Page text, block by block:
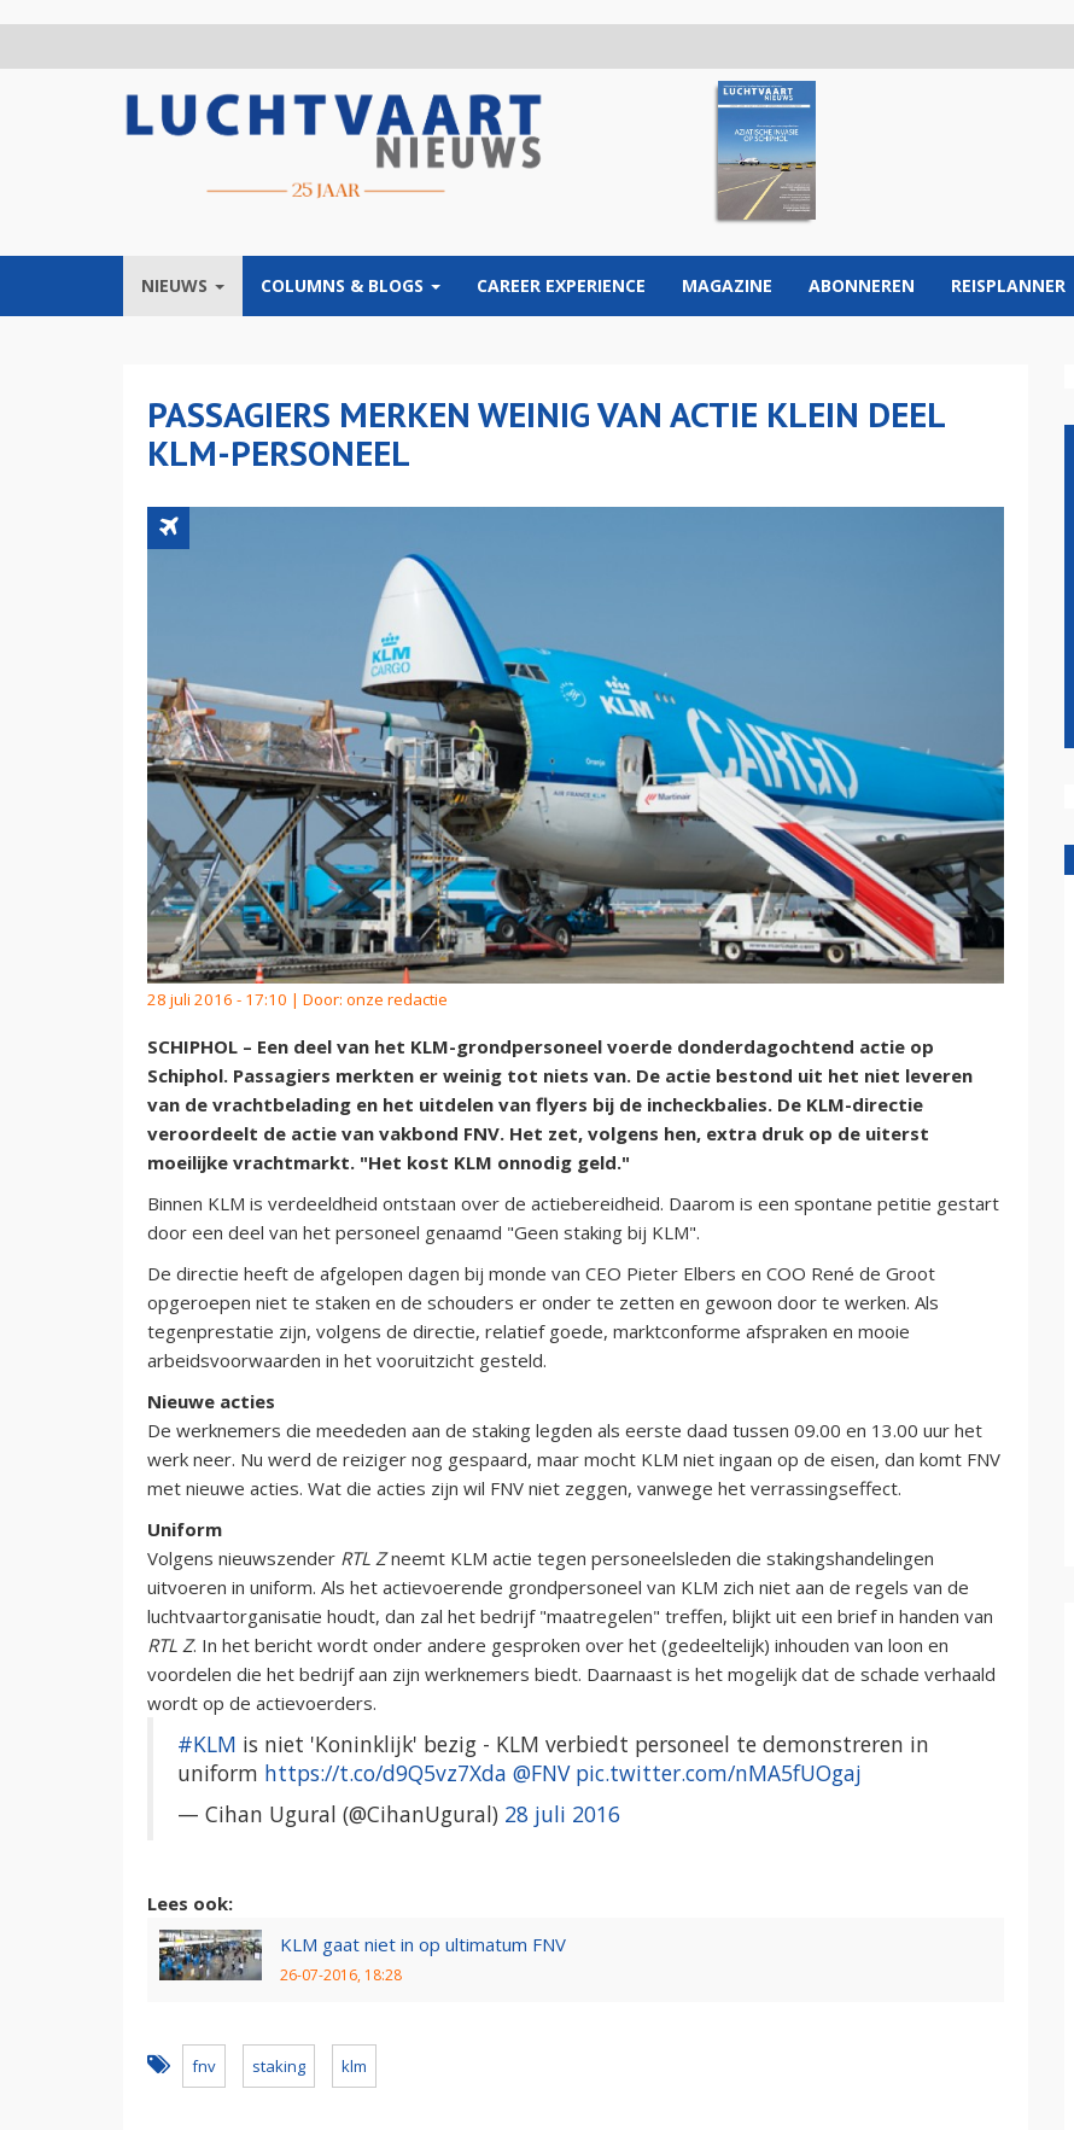
NIEUWS COLUMNS & BLOGS CAREER EXPERIENCE MAGAZINE ABONNEREN REISPLANNER
PASSAGIERS MERKEN WEINIG VAN ACTIE KLEIN DEEL
KLM-PERSONEEL
28 juli 2016 - 17:10 | Door: onze redactie
SCHIPHOL – Een deel van het KLM-grondpersoneel voerde donderdagochtend actie op
Schiphol. Passagiers merkten er weinig tot niets van. De actie bestond uit het niet leveren
van de vrachtbelading en het uitdelen van flyers bij de incheckbalies. De KLM-directie
veroordeelt de actie van vakbond FNV. Het zet, volgens hen, extra druk op de uiterst
moeilijke vrachtmarkt. "Het kost KLM onnodig geld."
Binnen KLM is verdeeldheid ontstaan over de actiebereidheid. Daarom is een spontane petitie gestart
door een deel van het personeel genaamd "Geen staking bij KLM".
De directie heeft de afgelopen dagen bij monde van CEO Pieter Elbers en COO René de Groot
opgeroepen niet te staken en de schouders er onder te zetten en gewoon door te werken. Als
tegenprestatie zijn, volgens de directie, relatief goede, marktconforme afspraken en mooie
arbeidsvoorwaarden in het vooruitzicht gesteld.
Nieuwe acties
De werknemers die meededen aan de staking legden als eerste daad tussen 09.00 en 13.00 uur het
werk neer. Nu werd de reiziger nog gespaard, maar mocht KLM niet ingaan op de eisen, dan komt FNV
met nieuwe acties. Wat die acties zijn wil FNV niet zeggen, vanwege het verrassingseffect.
Uniform
Volgens nieuwszender RTL Zneemt KLM actie tegen personeelsleden die stakingshandelingen
uitvoeren in uniform. Als het actievoerende grondpersoneel van KLM zich niet aan de regels van de
luchtvaartorganisatie houdt, dan zal het bedrijf "maatregelen" treffen, blijkt uit een brief in handen van
RTL Z. In het bericht wordt onder andere gesproken over het (gedeeltelijk) inhouden van loon en
voordelen die het bedrijf aan zijn werknemers biedt. Daarnaast is het mogelijk dat de schade verhaald
wordt op de actievoerders.
#KLM is niet 'Koninklijk' bezig - KLM verbiedt personeel te demonstreren in
uniform https://t.co/d9Q5vz7Xda @FNV pic.twitter.com/nMA5fUOgaj
— Cihan Ugural (@CihanUgural) 28 juli 2016
Lees ook:
KLM gaat niet in op ultimatum FNV
26-07-2016, 18:28
fnv staking klm